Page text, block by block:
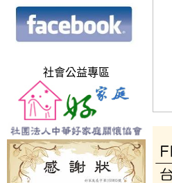
社會公益專區